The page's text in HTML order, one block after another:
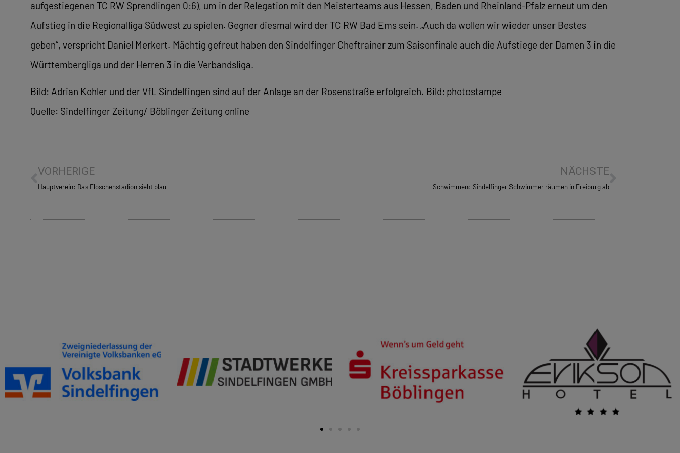
aufgestiegenen TC RW Sprendlingen 0:6), um in der Relegation mit den Meisterteams aus Hessen, Baden und Rheinland-Pfalz erneut um den
Aufstieg in die Regionalliga Südwest zu spielen. Gegner diesmal wird der TC RW Bad Ems sein. „Auch da wollen wir wieder unser Bestes
geben“, verspricht Daniel Merkert. Mächtig gefreut haben den Sindelfinger Cheftrainer zum Saisonfinale auch die Aufstiege der Damen 3 in die
Württembergliga und der Herren 3 in die Verbandsliga.
Bild: Adrian Kohler und der VfL Sindelfingen sind auf der Anlage an der Rosenstraße erfolgreich. Bild: photostampe
Quelle: Sindelfinger Zeitung/ Böblinger Zeitung online
VORHERIGE
Hauptverein: Das Floschenstadion sieht blau
NÄCHSTE
Schwimmen: Sindelfinger Schwimmer räumen in Freiburg ab